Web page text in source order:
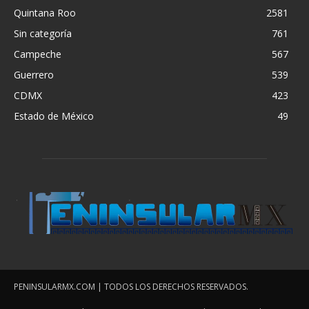
Quintana Roo
2581
Sin categoría
761
Campeche
567
Guerrero
539
CDMX
423
Estado de México
49
PENINSULARMX.COM | TODOS LOS DERECHOS RESERVADOS.